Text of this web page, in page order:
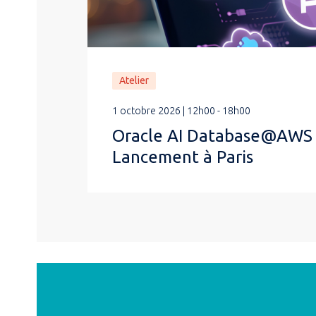
Atelier
1 octobre 2026 | 12h00 - 18h00
Oracle AI
Lancement à Paris